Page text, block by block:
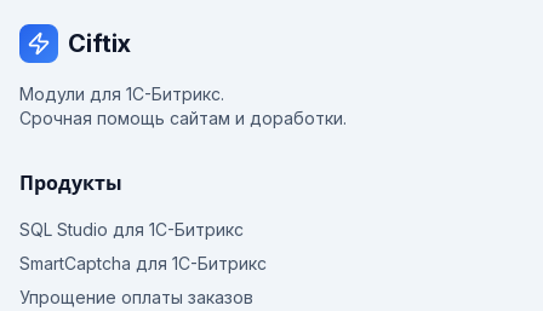
Ciftix
Модули для 1С-Битрикс.
Срочная помощь сайтам и доработки.
Продукты
SQL Studio для 1С-Битрикс
SmartCaptcha для 1С-Битрикс
Упрощение оплаты заказов